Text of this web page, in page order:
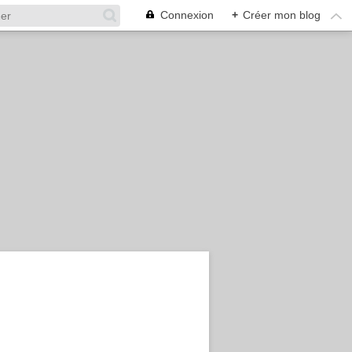
Connexion + Créer mon blog